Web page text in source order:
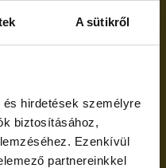
A sütikről
hirdetések személyre
biztosításához,
Ezenkívül
partnereinkkel